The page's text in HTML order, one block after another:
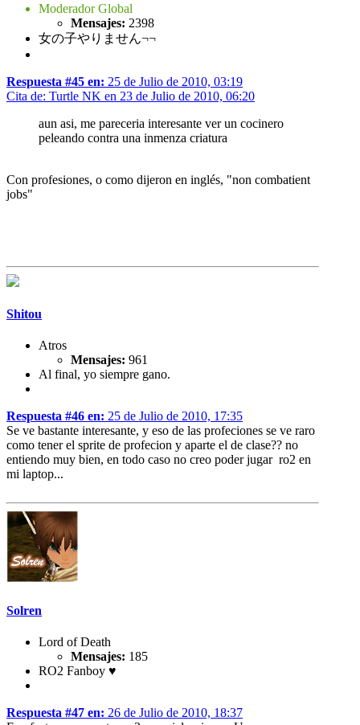
Moderador Global
Mensajes: 2398
女の子やりません¬¬
Respuesta #45 en: 25 de Julio de 2010, 03:19
Cita de: Turtle NK en 23 de Julio de 2010, 06:20
aun asi, me pareceria interesante ver un cocinero
peleando contra una inmenza criatura
Con profesiones, o como dijeron en inglés, "non combatient
jobs"
Shitou
Atros
Mensajes: 961
Al final, yo siempre gano.
Respuesta #46 en: 25 de Julio de 2010, 17:35
Se ve bastante interesante, y eso de las profeciones se ve raro
como tener el sprite de profecion y aparte el de clase?? no
entiendo muy bien, en todo caso no creo poder jugar ro2 en
mi laptop...
Solren
Lord of Death
Mensajes: 185
RO2 Fanboy ♥
Respuesta #47 en: 26 de Julio de 2010, 18:37